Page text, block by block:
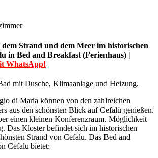
Strand und dem Meer im historischen
in Bed and Breakfast (Ferienhaus) |
WhatsApp!
mit Dusche, Klimaanlage und Heizung.
di Maria können von den zahlreichen
aus den schönsten Blick auf Cefalù genießen.
einen kleinen Konferenzraum. Möglichkeit
Das Kloster befindet sich im historischen
Strand von Cefalu. Das Bed and
Cefalu bietet: